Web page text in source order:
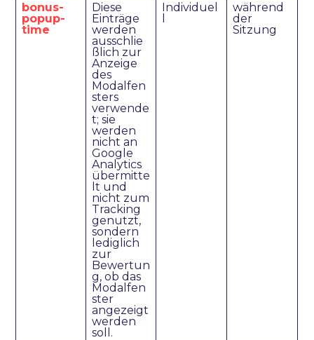
bonus-
popup-
time
Diese
Einträge
werden
ausschlie
ßlich zur
Anzeige
des
Modalfen
sters
verwende
t; sie
werden
nicht an
Google
Analytics
übermitte
lt und
nicht zum
Tracking
genutzt,
sondern
lediglich
zur
Bewertun
g, ob das
Modalfen
ster
angezeigt
werden
soll.
Individuel
während
der
Sitzung